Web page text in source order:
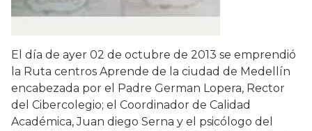
El día de ayer 02 de octubre de 2013 se emprendió
la Ruta centros Aprende de la ciudad de Medellín
encabezada por el Padre German Lopera, Rector
del Cibercolegio; el Coordinador de Calidad
Académica, Juan diego Serna y el psicólogo del